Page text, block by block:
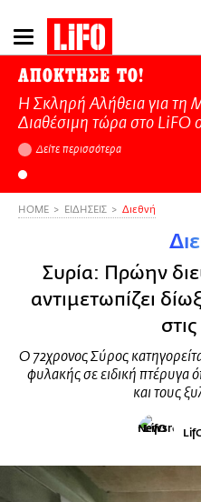
Παράκαμψη
προς
κυρίως
περιεχόμενο
ΑΠΟΚΤΗΣΕ ΤΟ!
Η Σκληρή Αλήθεια για τη
Διαθέσιμη τώρα στo LiFO
Δείτε περισσότερα
HOME ΕΙΔΗΣΕΙΣ Διεθνή
Συρία: Πρώην
αντιμετωπίζει
Ο 72χρονος Σύρος
φυλακής σε ειδική πτέρυγα
και τους